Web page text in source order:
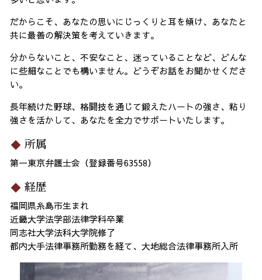
だからこそ、あなたの思いにじっくりと耳を傾け、あなたと
共に最善の解決策を考えていきます。
分からないこと、不安なこと、迷っていることなど、どんな
に些細なことでも構いません。どうぞお話をお聞かせくださ
い。
長年続けた野球、格闘技を通じて鍛えたハートの強さ、粘り
強さを活かして、あなたを全力でサポートいたします。
所属
第一東京弁護士会（登録番号63558）
経歴
福岡県糸島市生まれ
近畿大学法学部法律学科卒業
同志社大学法科大学院修了
都内大手法律事務所勤務を経て、大地総合法律事務所入所